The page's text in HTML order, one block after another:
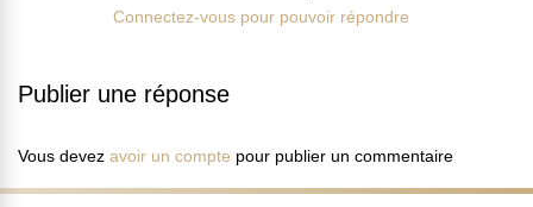
Connectez-vous pour pouvoir répondre
Publier une réponse
Vous devez avoir un compte pour publier un commentaire